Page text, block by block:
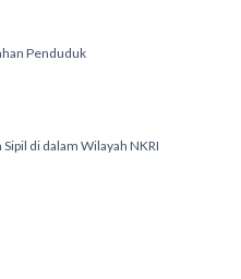
Penduduk
di dalam Wilayah NKRI